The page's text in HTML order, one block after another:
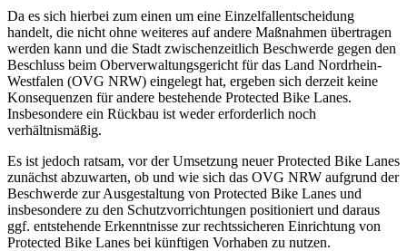
Da es sich hierbei zum einen um eine Einzelfallentscheidung
handelt, die nicht ohne weiteres auf andere Maßnahmen übertragen
werden kann und die Stadt zwischenzeitlich Beschwerde gegen den
Beschluss beim Oberverwaltungsgericht für das Land Nordrhein-
Westfalen (OVG NRW) eingelegt hat, ergeben sich derzeit keine
Konsequenzen für andere bestehende Protected Bike Lanes.
Insbesondere ein Rückbau ist weder erforderlich noch
verhältnismäßig.
Es ist jedoch ratsam, vor der Umsetzung neuer Protected Bike Lanes
zunächst abzuwarten, ob und wie sich das OVG NRW aufgrund der
Beschwerde zur Ausgestaltung von Protected Bike Lanes und
insbesondere zu den Schutzvorrichtungen positioniert und daraus
ggf. entstehende Erkenntnisse zur rechtssicheren Einrichtung von
Protected Bike Lanes bei künftigen Vorhaben zu nutzen.